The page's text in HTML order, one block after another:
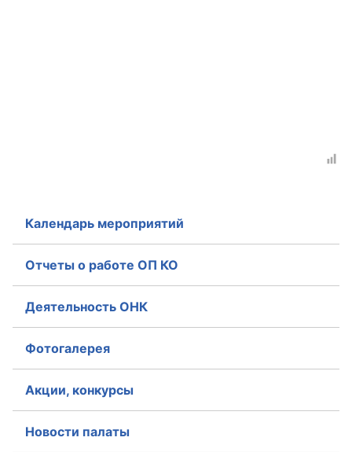
Аппарат ОП КО
УСТАВ ГКУ “АППАРАТ ОП КО”
Доходы руководителя за 2024 г.
Календарь мероприятий
Отчеты о работе ОП КО
Деятельность ОНК
Фотогалерея
Акции, конкурсы
Новости палаты